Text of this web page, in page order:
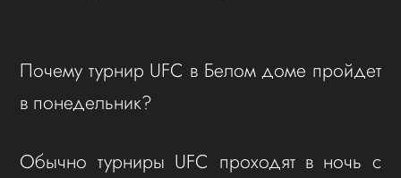
Почему турнир UFC в Белом доме пройдет
в понедельник?
Обычно турниры UFC проходят в ночь с